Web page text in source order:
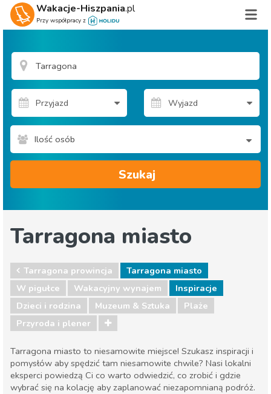
Wakacje-Hiszpania.pl
Przy współpracy z
Ilość osób
Szukaj
Tarragona miasto
Tarragona prowincja
Tarragona miasto
W pigułce
Wakacyjny wynajem
Inspiracje
Dzieci i rodzina
Muzeum & Sztuka
Plaże
Przyroda i plener
Tarragona miasto to niesamowite miejsce! Szukasz inspiracji i
pomysłów aby spędzić tam niesamowite chwile? Nasi lokalni
eksperci powiedzą Ci co warto odwiedzić, co zrobić i gdzie
wybrać się na kolację aby zaplanować niezapomnianą podróż.